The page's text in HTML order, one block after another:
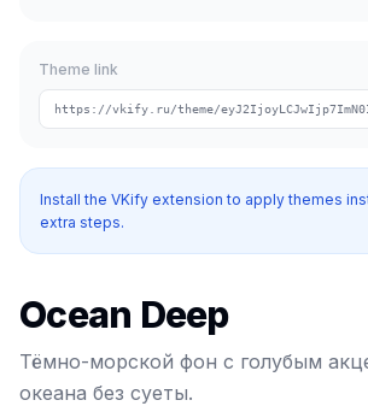
Ocean Deep
Тёмно-морской фон с голубым
океана без суеты.
Theme link
Install the VKify extension to apply themes
extra steps.